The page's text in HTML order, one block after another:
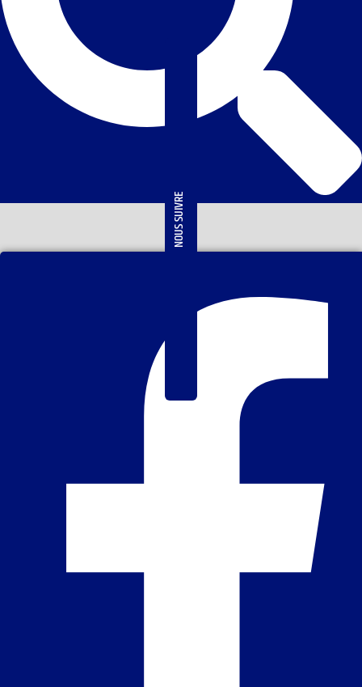
NOUS SUIVRE